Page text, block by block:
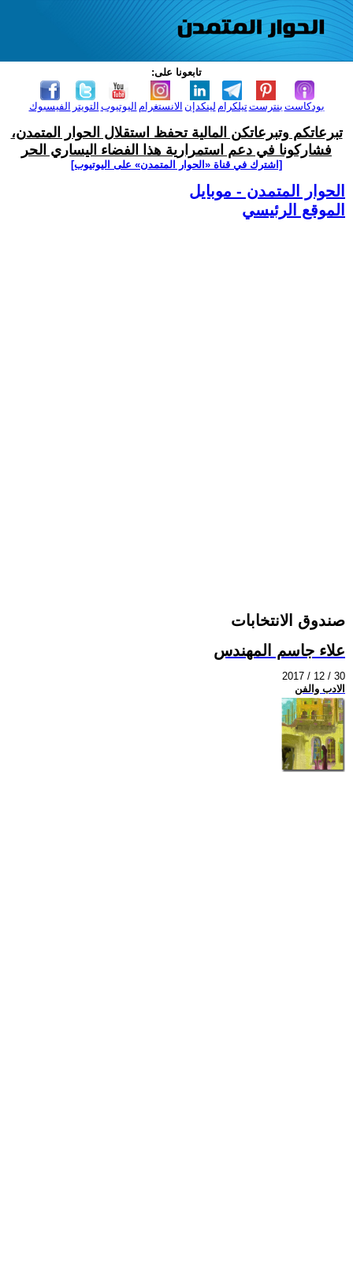
تابعونا على:
الفيسبوك التويتر اليوتيوب الانستغرام لينكدإن تيلكرامبنترست بودكاست
تبرعاتكم وتبرعاتكن المالية تحفظ استقلال الحوار المتمدن،
فشاركونا في دعم استمرارية هذا الفضاء اليساري الحر
[اشترك في قناة ‫«الحوار المتمدن» على اليوتيوب]
الحوار المتمدن - موبايل
الموقع الرئيسي
صندوق الانتخابات
علاء جاسم المهندس
2017 / 12 / 30
الادب والفن